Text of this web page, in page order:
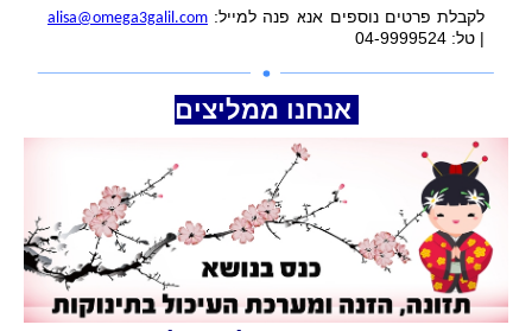
לקבלת פרטים נוספים אנא פנה למייל: alisa@omega3galil.com
| טל: 04-9999524
אנחנו ממליצים